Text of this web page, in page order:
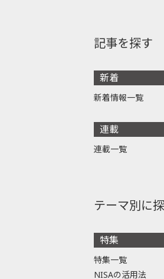
記事を探す
新着
新着情報一覧
連載
連載一覧
テーマ別に
特集
特集一覧
NISAの活用法